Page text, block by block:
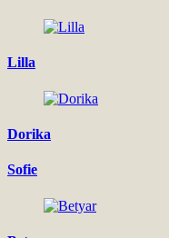
Lilla
Dorika
Sofie